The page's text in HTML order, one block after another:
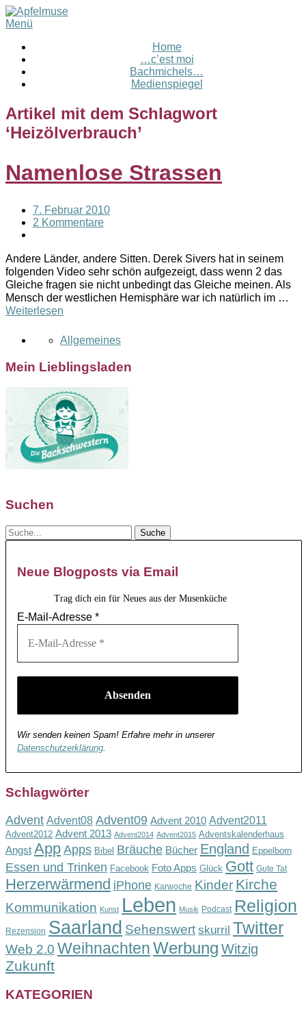
Menü
Home
…c’est moi
Bachmichels…
Medienspiegel
Artikel mit dem Schlagwort
‘Heizölverbrauch’
Namenlose Strassen
7. Februar 2010
2 Kommentare
Andere Länder, andere Sitten. Derek Sivers hat in seinem
folgenden Video sehr schön aufgezeigt, dass wenn 2 das
Gleiche fragen sie nicht unbedingt das Gleiche meinen. Als
Mensch der westlichen Hemisphäre war ich natürlich im …
Weiterlesen
Allgemeines
Mein Lieblingsladen
Suchen
Neue Blogposts via Email
Trag dich ein für Neues aus der Musenküche
E-Mail-Adresse *
Wir senden keinen Spam! Erfahre mehr in unserer
Datenschutzerklärung
Schlagwörter
Advent Advent08 Advent09 Advent 2010 Advent2011
Advent2012 Advent 2013 Advent2014 Advent2015 Adventskalenderhaus
Angst App Apps Bibel Bräuche Bücher England Eppelborn
Essen und Trinken Facebook Foto Apps Glück Gott Gute Tat
Herzerwärmend iPhone Karwoche Kinder Kirche
Kommunikation Kunst Leben Musik Podcast Religion
Rezension Saarland Sehenswert skurril Twitter
Web 2.0 WeihnachtenWerbung Witzig
Zukunft
KATEGORIEN